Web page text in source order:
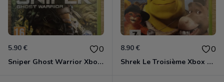
5.90 € 0
Sniper Ghost Warrior Xbox 360
8.90 € 0
Shrek Le Troisième Xbox 360